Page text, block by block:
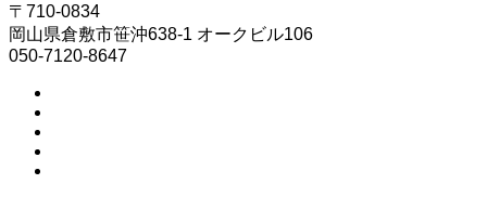
〒710-0834
岡山県倉敷市笹沖638-1 オークビル106
050-7120-8647